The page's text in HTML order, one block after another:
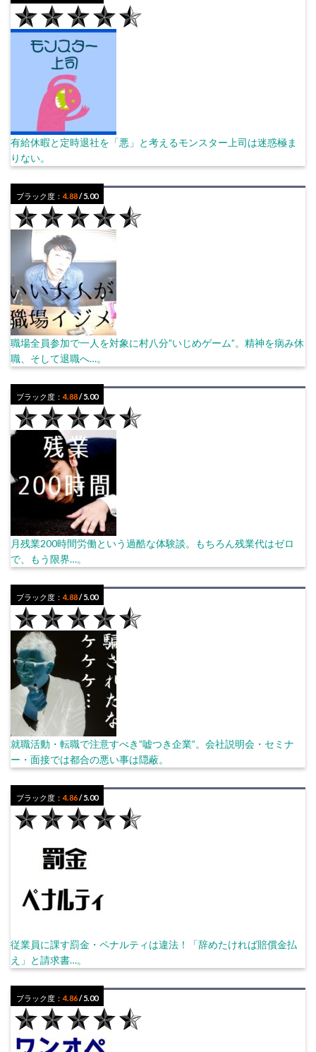
有給休暇と定時退社を「悪」と考えるモンスター上司は迷惑極ま
りない。
ブラック度：4.88/ 5.00
職場全員参加で一人を対象に村八分”いじめゲーム”。精神を病み休
職、そして退職へ…。
ブラック度：4.88/ 5.00
月残業200時間労働という過酷な体験談。もちろん残業代はゼロ
で、もう限界…。
ブラック度：4.88/ 5.00
就職活動・転職で注意すべき”嘘つき企業”。会社説明会・セミナ
ー・面接では都合の悪い事は隠蔽。
ブラック度：4.86/ 5.00
従業員に課す罰金・ペナルティは違法！「辞めたければ賠償金払
え」と請求書…。
ブラック度：4.86/ 5.00